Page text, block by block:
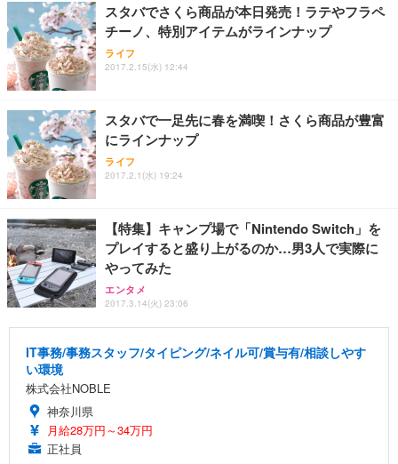
スタバでさくら商品が本日発売！ラテやフラペ
チーノ、特別アイテムがラインナップ
ライフ
2017.2.15(水) 12:44
スタバで一足先に春を満喫！さくら商品が豊富
にラインナップ
ライフ
2017.2.1(水) 19:24
【特集】キャンプ場で「Nintendo Switch」を
プレイすると盛り上がるのか…男3人で実際に
やってみた
エンタメ
2017.3.14(火) 23:06
IT事務/事務スタッフ/タイピング/ネイル可/賞与有/相談しやす
い環境
株式会社NOBLE
神奈川県
月給28万円～34万円
正社員